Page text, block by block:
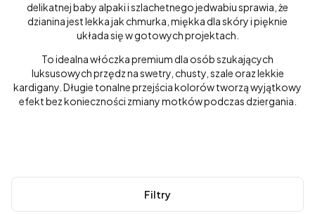
delikatnej baby alpaki i szlachetnego jedwabiu sprawia, że
dzianina jest lekka jak chmurka, miękka dla skóry i pięknie
układa się w gotowych projektach.
To idealna włóczka premium dla osób szukających
luksusowych przędz na swetry, chusty, szale oraz lekkie
kardigany. Długie tonalne przejścia kolorów tworzą wyjątkowy
efekt bez konieczności zmiany motków podczas dziergania.
Filtry